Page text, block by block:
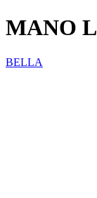
MANO
BELLA